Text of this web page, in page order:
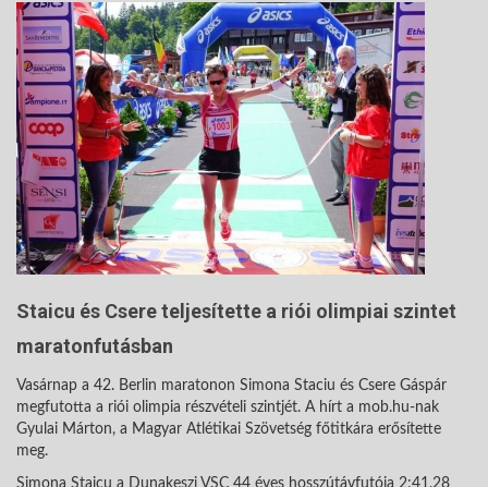
Staicu és Csere teljesítette a riói olimpiai szintet
maratonfutásban
Vasárnap a 42. Berlin maratonon Simona Staciu és Csere Gáspár
megfutotta a riói olimpia részvételi szintjét. A hírt a mob.hu-nak
Gyulai Márton, a Magyar Atlétikai Szövetség főtitkára erősítette
meg.